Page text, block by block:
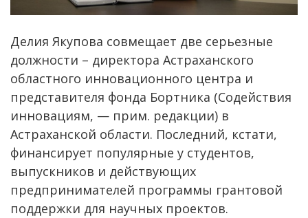
Делия Якупова совмещает две серьезные
должности – директора Астраханского
областного инновационного центра и
представителя фонда Бортника (Содействия
инновациям, — прим. редакции) в
Астраханской области. Последний, кстати,
финансирует популярные у студентов,
выпускников и действующих
предпринимателей программы грантовой
поддержки для научных проектов.